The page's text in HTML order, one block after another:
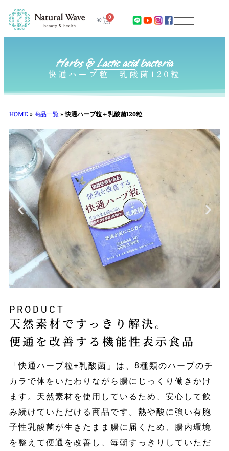
¥0
0
Herbs & Lactic acid bacteria
快通ハーブ粒＋乳酸菌120粒
HOME » 商品一覧»快通ハーブ粒＋乳酸菌120粒
PRODUCT
天然素材ですっきり解決。
便通を改善する機能性表示食品
「快通ハーブ粒+乳酸菌」は、8種類のハーブのチ
カラで体をいたわりながら腸にじっくり働きかけ
ます。天然素材を使用しているため、安心して飲
み続けていただける商品です。熱や酸に強い有胞
子性乳酸菌が生きたまま腸に届くため、腸内環境
を整えて便通を改善し、毎朝すっきりしていただ